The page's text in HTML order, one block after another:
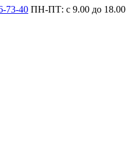
73-40 ПН-ПТ: с 9.00 до 18.00